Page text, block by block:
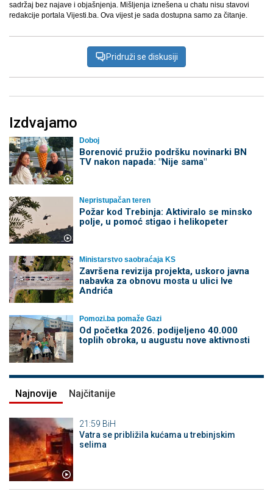
sadržaj bez najave i objašnjenja. Mišljenja iznešena u chatu nisu stavovi
redakcije portala Vijesti.ba. Ova vijest je sada dostupna samo za čitanje.
Pridruži se diskusiji
Izdvajamo
Doboj
Borenović pružio podršku novinarki BN
TV nakon napada: "Nije sama"
Nepristupačan teren
Požar kod Trebinja: Aktiviralo se minsko
polje, u pomoć stigao i helikopeter
Ministarstvo saobraćaja KS
Završena revizija projekta, uskoro javna
nabavka za obnovu mosta u ulici Ive
Andrića
Pomozi.ba pomaže Gazi
Od početka 2026. podijeljeno 40.000
toplih obroka, u augustu nove aktivnosti
Najnovije Najčitanije
21:59 BiH
Vatra se približila kućama u trebinjskim
selima